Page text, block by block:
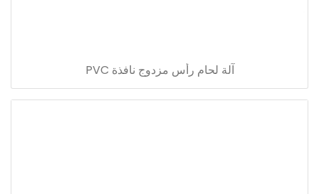
آلة لحام رأس مزدوج نافذة PVC